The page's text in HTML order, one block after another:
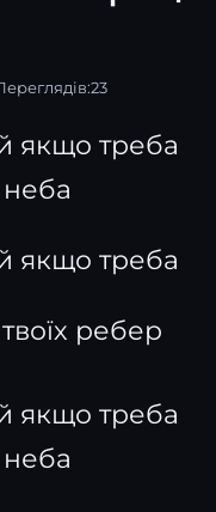
23
якщо треба
якщо треба
ребер
якщо треба